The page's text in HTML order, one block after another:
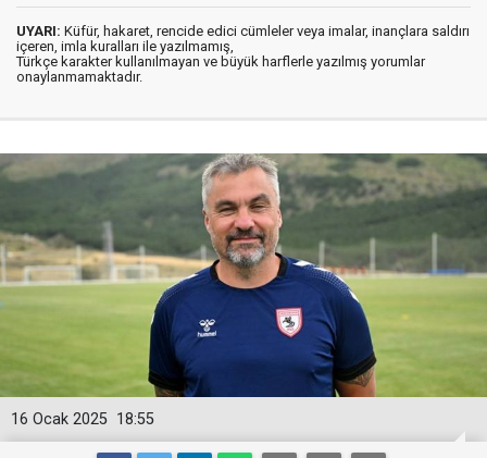
UYARI: Küfür, hakaret, rencide edici cümleler veya imalar, inançlara saldırı
içeren, imla kuralları ile yazılmamış,
Türkçe karakter kullanılmayan ve büyük harflerle yazılmış yorumlar
onaylanmamaktadır.
18:55
16 Ocak 2025